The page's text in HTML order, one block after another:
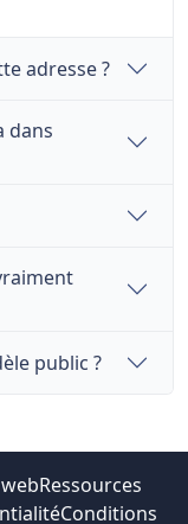
adresse ?
dans
public ?
Ressources
Conditions